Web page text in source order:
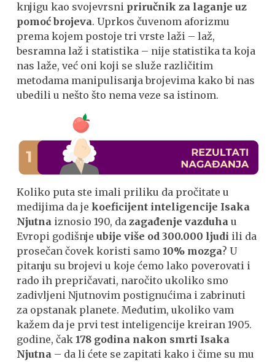
knjigu kao svojevrsni priručnik za laganje uz
pomoć brojeva. Uprkos čuvenom aforizmu
prema kojem postoje tri vrste laži – laž,
besramna laž i statistika – nije statistika ta koja
nas laže, već oni koji se služe različitim
metodama manipulisanja brojevima kako bi nas
ubedili u nešto što nema veze sa istinom.
Koliko puta ste imali priliku da pročitate u
medijima da jekoeficijent inteligencije Isaka
Njutna iznosio 190, dazagađenje vazduha u
Evropi godišnjeubije više od 300.000 ljudi ili da
prosečan čovek koristi samo10% mozga? U
pitanju su brojevi u koje ćemo lako poverovati i
rado ih prepričavati, naročito ukoliko smo
zadivljeni Njutnovim postignućima i zabrinuti
za opstanak planete. Međutim, ukoliko vam
kažem da je prvi test inteligencije kreiran 1905.
godine, čak178 godina nakon smrti Isaka
Njutna – da li ćete se zapitati kako i čime su mu